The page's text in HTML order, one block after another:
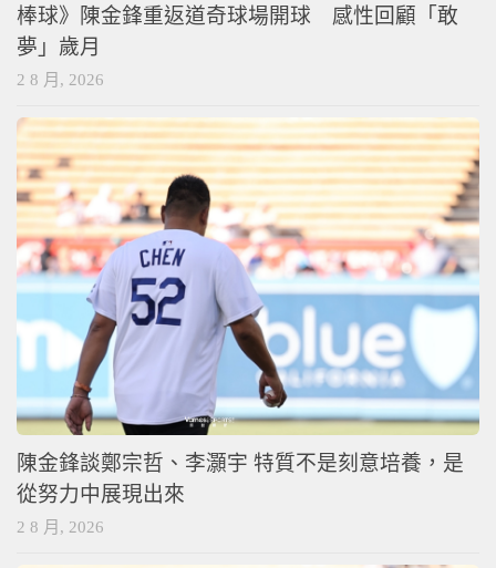
棒球》陳金鋒重返道奇球場開球 感性回顧「敢
夢」歲月
2 8 月, 2026
陳金鋒談鄭宗哲、李灝宇 特質不是刻意培養，是
從努力中展現出來
2 8 月, 2026